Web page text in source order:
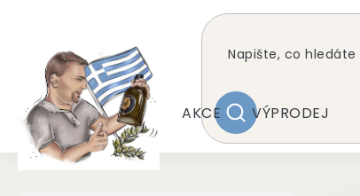
HLEDAT
AKCE VÝPRODEJ